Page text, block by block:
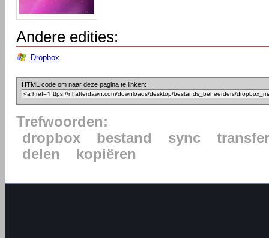
Andere edities:
Dropbox
HTML code om naar deze pagina te linken:
Trefwoorden:
dropbox
bestand sync
transfer
delen
kopiëren